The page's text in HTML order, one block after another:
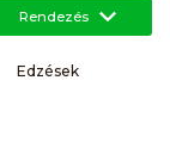
Rendezés
Edzések